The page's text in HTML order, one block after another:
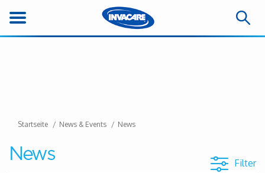
Startseite News & Events News
News Filter